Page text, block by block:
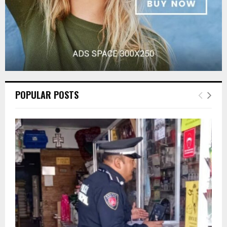
POPULAR POSTS